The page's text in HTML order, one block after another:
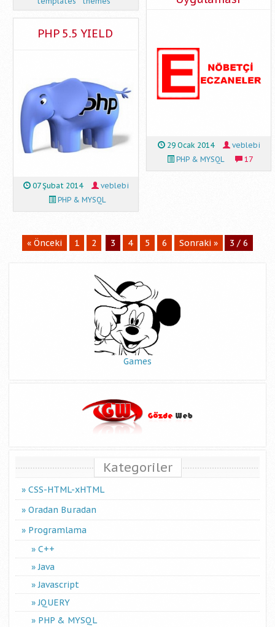
PHP 5.5 YIELD
07 Şubat 2014
veblebi
PHP & MYSQL
29 Ocak 2014
veblebi
PHP & MYSQL
17
« Önceki 1 2 3 4 5 6 Sonraki » 3 / 6
Games
Kategoriler
CSS-HTML-xHTML
Oradan Buradan
Programlama
C++
Java
Javascript
JQUERY
PHP & MYSQL